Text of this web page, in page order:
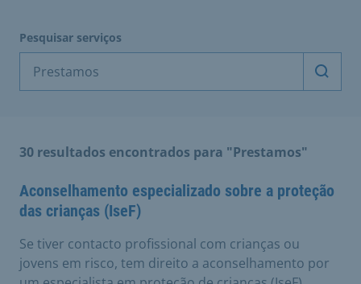
Pesquisar serviços
30 resultados encontrados para "Prestamos"
Aconselhamento especializado sobre a proteção
das crianças (IseF)
Se tiver contacto profissional com crianças ou
jovens em risco, tem direito a aconselhamento por